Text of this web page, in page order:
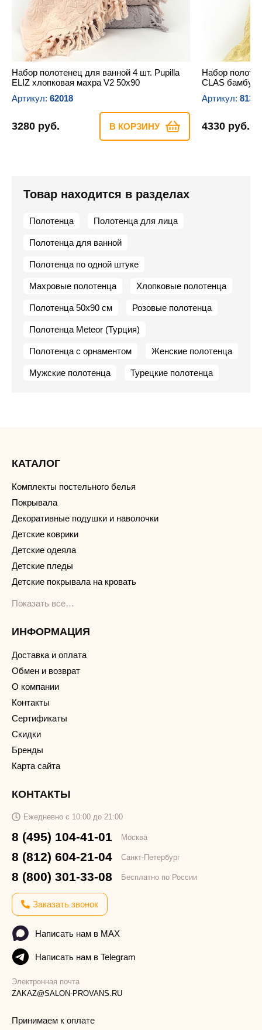
Набор полотенец для ванной 4 шт. Pupilla
ELIZ хлопковая махра V2 50х90
Артикул: 62018
3280 руб. В КОРЗИНУ
Набор
CLAS
Артикул:
4330 руб.
Товар находится в разделах
Полотенца Полотенца для лица
Полотенца для ванной
Полотенца по одной штуке
Махровые полотенца Хлопковые полотенца
Полотенца 50х90 см Розовые полотенца
Полотенца Meteor (Турция)
Полотенца с орнаментом Женские полотенца
Мужские полотенца Турецкие полотенца
КАТАЛОГ
Комплекты постельного белья
Покрывала
Декоративные подушки и наволочки
Детские коврики
Детские одеяла
Детские пледы
Детские покрывала на кровать
Показать все…
ИНФОРМАЦИЯ
Доставка и оплата
Обмен и возврат
О компании
Контакты
Сертификаты
Скидки
Бренды
Карта сайта
КОНТАКТЫ
Ежедневно с 10:00 до 21:00
8 (495) 104-41-01 Москва
8 (812) 604-21-04 Санкт-Петербург
8 (800) 301-33-08 Бесплатно по России
Заказать звонок
Написать нам в MAX
Написать нам в Telegram
Электронная почта
ZAKAZ@SALON-PROVANS.RU
Принимаем к оплате